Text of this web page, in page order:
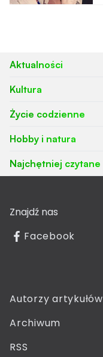
Aktualności
Kultura
Życie codzienne
Hobby i natura
Najchętniej czytane
Znajdź nas
Facebook
Autorzy artykułów
Archiwum
RSS